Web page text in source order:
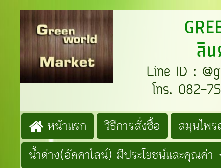
สิ
Line ID :
โทร. 082-
หน้าแรก วิธีการสั่งซื้อ
สมุนไพ
น้ำด่าง(อัคคาไลน์) มีประโยชน์และคุณค่า